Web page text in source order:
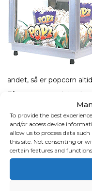
To provide the best
and/or access device
allow us to process data
this site. Not consenting or
certain features and functions.
andet, så er popcorn
Få popcorn med den
biografen, lavet på de
Maskinen leveres med
kræmmerhuse, eller de
Maskinen er super nem
til din fest, der er
holdes varme hele